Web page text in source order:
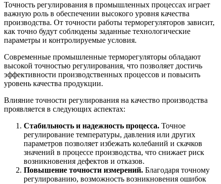
Точность регулирования в промышленных процессах играет
важную роль в обеспечении высокого уровня качества
производства. От точности работы терморегуляторов зависит,
как точно будут соблюдены заданные технологические
параметры и контролируемые условия.
Современные промышленные терморегуляторы обладают
высокой точностью регулирования, что позволяет достичь
эффективности производственных процессов и повысить
уровень качества продукции.
Влияние точности регулирования на качество производства
проявляется в следующих аспектах:
Стабильность и надежность процесса. Точное
регулирование температуры, давления или других
параметров позволяет избежать колебаний и скачков
значений в процессе производства, что снижает риск
возникновения дефектов и отказов.
Повышение точности измерений. Благодаря точному
регулированию, возможность возникновения ошибок